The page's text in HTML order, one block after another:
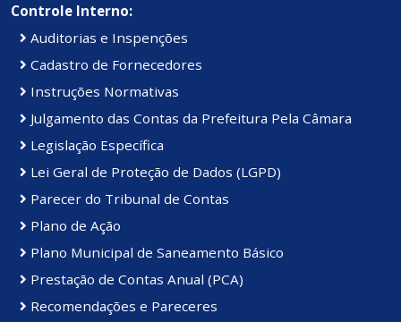
Controle Interno:
Auditorias e Inspenções
Cadastro de Fornecedores
Instruções Normativas
Julgamento das Contas da Prefeitura Pela Câmara
Legislação Específica
Lei Geral de Proteção de Dados (LGPD)
Parecer do Tribunal de Contas
Plano de Ação
Plano Municipal de Saneamento Básico
Prestação de Contas Anual (PCA)
Recomendações e Pareceres